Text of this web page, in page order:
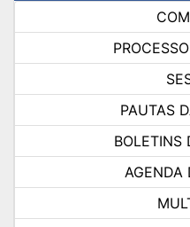
PAUTAS
BOLETINS
AGENDA